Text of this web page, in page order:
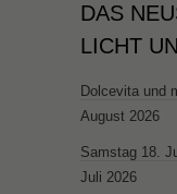
DAS
LICHT
Dolcevita und
August 2026
Samstag 18.
Juli 2026